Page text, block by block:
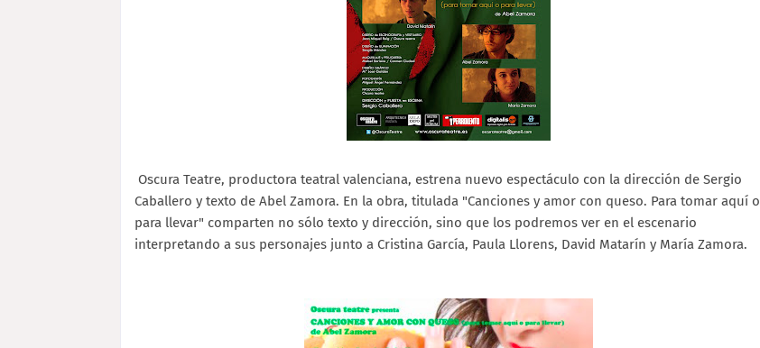
Oscura Teatre, productora teatral valenciana, estrena nuevo espectáculo con la dirección de Sergio
Caballero y texto de Abel Zamora. En la obra, titulada "Canciones y amor con queso. Para tomar aquí o
para llevar" comparten no sólo texto y dirección, sino que los podremos ver en el escenario
interpretando a sus personajes junto a Cristina García, Paula Llorens, David Matarín y María Zamora.